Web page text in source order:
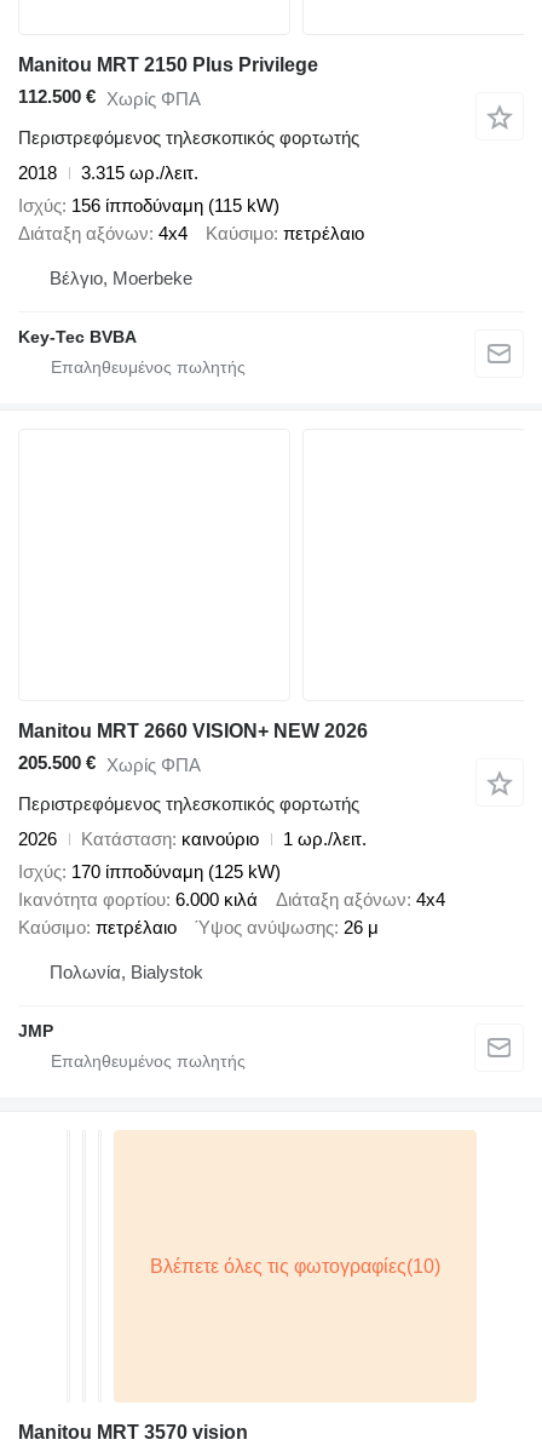
Manitou MRT 2150 Plus Privilege
112.500 € Χωρίς ΦΠΑ
Περιστρεφόμενος τηλεσκοπικός φορτωτής
2018
3.315 ωρ./λειτ.
Ισχύς 156 ίπποδύναμη (115 kW)
Διάταξη αξόνων 4x4 Καύσιμο πετρέλαιο
Βέλγιο, Moerbeke
Key-Tec BVBA
Manitou MRT 2660 VISION+ NEW 2026
205.500 € Χωρίς ΦΠΑ
Περιστρεφόμενος τηλεσκοπικός φορτωτής
2026
Κατάσταση καινούριο
1 ωρ./λειτ.
Ισχύς 170 ίπποδύναμη (125 kW)
Ικανότητα φορτίου 6.000 κιλά Διάταξη αξόνων 4x4
Καύσιμο πετρέλαιο Ύψος ανύψωσης 26 μ
Πολωνία, Bialystok
JMP
Manitou MRT 3570 vision